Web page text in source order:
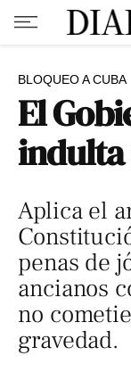
BLOQUEO A CUBA
El
indulta
Aplica el
penas de
ancianos
no
gravedad.